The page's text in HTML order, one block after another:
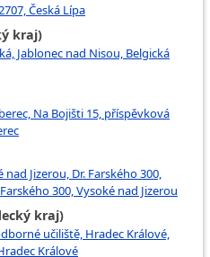
Česká Lípa
kraj)
Jablonec nad Nisou, Belgická
Na Bojišti 15, příspěvková
Jizerou, Dr. Farského 300,
300, Vysoké nad Jizerou
kraj)
učiliště, Hradec Králové,
Králové